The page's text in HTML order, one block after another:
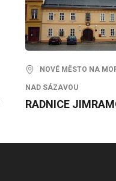
NOVÉ MĚSTO NA
NAD SÁZAVOU
RADNICE